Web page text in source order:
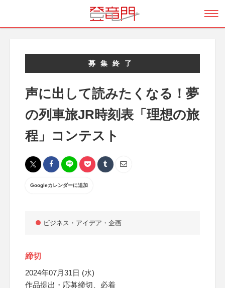
募集終了
声に出して読みたくなる！夢
の列車旅JR時刻表「理想の旅
程」コンテスト
Googleカレンダーに追加
ビジネス・アイデア・企画
締切
2024年07月31日 (水)
作品提出・応募締切、必着